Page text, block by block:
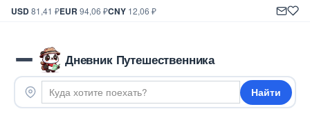
USD81,41 ₽EUR 94,06 ₽CNY 12,06 ₽
Дневник Путешественника
Найти